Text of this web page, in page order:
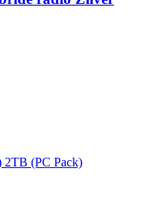
2TB (PC Pack)